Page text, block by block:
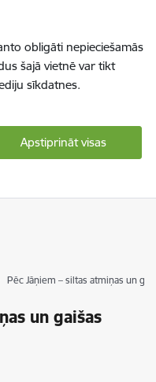
obligāti nepieciešamās
šajā vietnē var tikt
sīkdatnes.
Apstiprināt visas
Pēc Jāņiem – siltas atmiņas un
un gaišas